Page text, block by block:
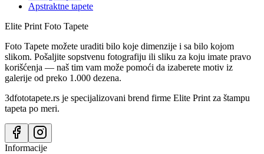
Apstraktne tapete
Elite Print Foto Tapete
Foto Tapete možete uraditi bilo koje dimenzije i sa bilo kojom
slikom. Pošaljite sopstvenu fotografiju ili sliku za koju imate pravo
korišćenja — naš tim vam može pomoći da izaberete motiv iz
galerije od preko 1.000 dezena.
3dfototapete.rs je specijalizovani brend firme Elite Print za štampu
tapeta po meri.
Informacije